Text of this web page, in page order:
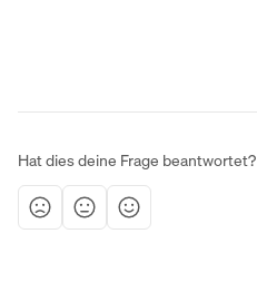
Hat dies deine Frage beantwortet?